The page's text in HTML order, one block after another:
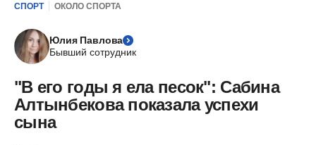
СПОРТ ОКОЛО СПОРТА
Юлия Павлова
Бывший сотрудник
"В его годы я ела песок": Сабина
Алтынбекова показала успехи
сына